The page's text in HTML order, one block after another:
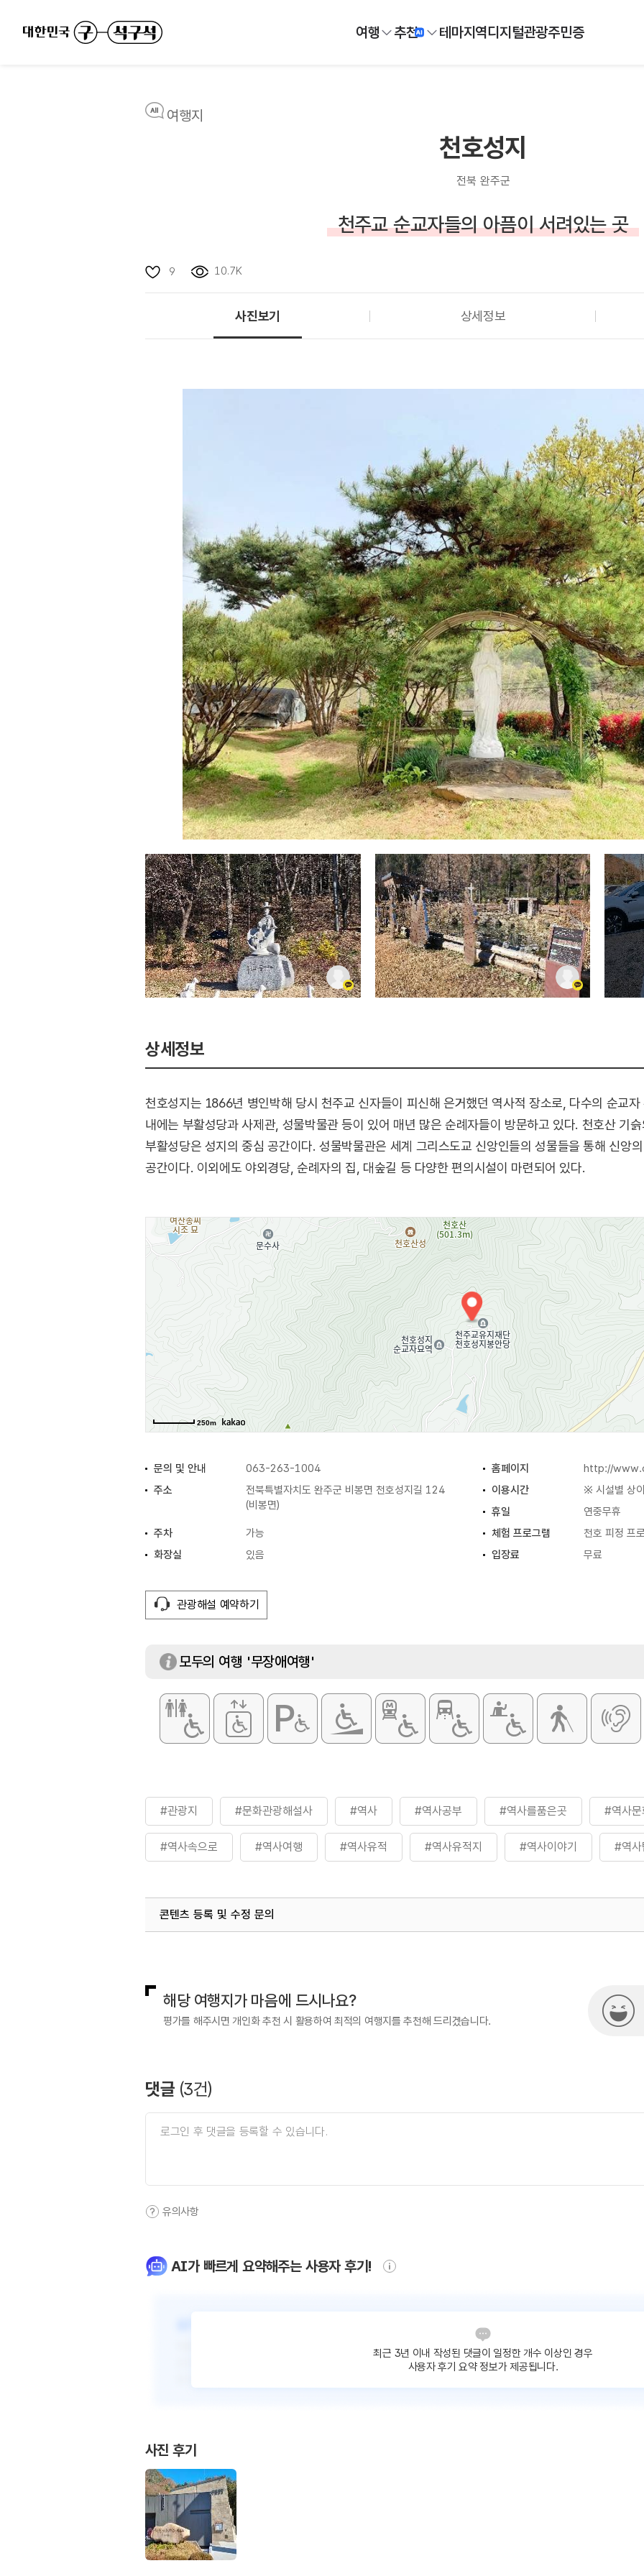
여행 추천 테마지역디지털관광주민증
여행지
천호성지
전북 완주군
천주교 순교자들의 아픔이 서려있는 곳
9 10.7K
사진보기 상세정보
상세정보
천호성지는 1866년 병인박해 당시 천주교 신자들이 피신해 은거했던 역사적 장소로, 다수의 순교
내에는 부활성당과 사제관, 성물박물관 등이 있어 매년 많은 순례자들이 방문하고 있다. 천호산 기
부활성당은 성지의 중심 공간이다. 성물박물관은 세계 그리스도교 신앙인들의 성물들을 통해 신앙
공간이다. 이외에도 야외경당, 순례자의 집, 대숲길 등 다양한 편의시설이 마련되어 있다.
250m
문의 및 안내 063-263-1004 홈페이지
http://
주소
전북특별자치도 완주군 비봉면 천호성지길 124
(비봉면)
이용시간
※ 시설별 상
휴일
연중무휴
주차
가능 체험 프로그램
천호 피정 프
화장실
있음 입장료 무료
관광해설 예약하기
모두의 여행 '무장애여행'
#관광지 #문화관광해설사 #역사 #역사공부 #역사를품은곳 #역사문
#역사속으로 #역사여행 #역사유적 #역사유적지 #역사이야기 #역사
콘텐츠 등록 및 수정 문의
해당 여행지가 마음에 드시나요?
평가를 해주시면 개인화 추천 시 활용하여 최적의 여행지를 추천해 드리겠습니다.
댓글 (3건)
유의사항
AI가 빠르게 요약해주는 사용자 후기!
최근 3년 이내 작성된 댓글이 일정한 개수 이상인 경우
사용자 후기 요약 정보가 제공됩니다.
사진 후기